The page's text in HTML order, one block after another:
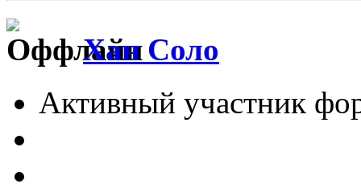
Хан Соло
Активный участник